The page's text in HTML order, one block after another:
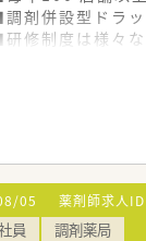
剤併設型ドラッ
修制度は様々な
■総合薬剤師・調
■調剤併設型だけ
■在宅医療にも積
プラチナくるみ
ます
実した研修制度
05 薬剤師求人ID
員 調剤薬局